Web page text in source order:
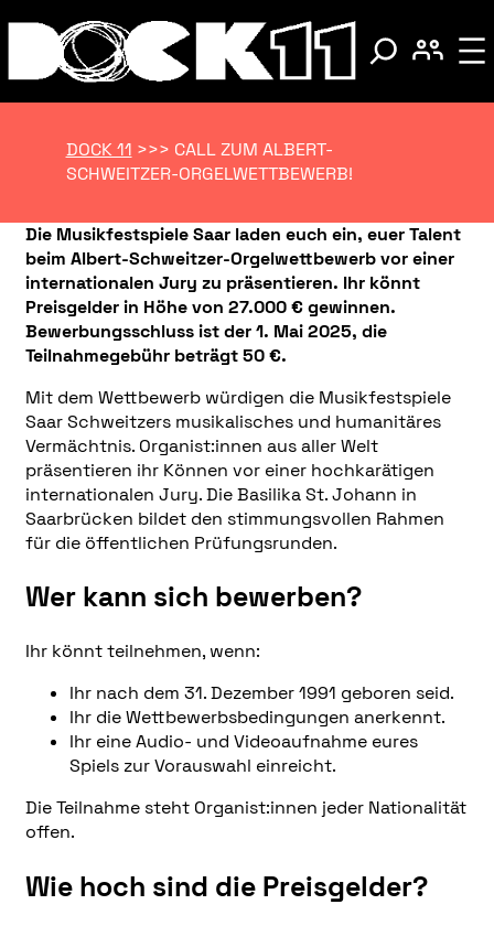
DOCK 11 >>> CALL ZUM ALBERT-
SCHWEITZER-ORGELWETTBEWERB!
Die Musikfestspiele Saar laden euch ein, euer Talent
beim Albert-Schweitzer-Orgelwettbewerb vor einer
internationalen Jury zu präsentieren. Ihr könnt
Preisgelder in Höhe von 27.000 € gewinnen.
Bewerbungsschluss ist der 1. Mai 2025, die
Teilnahmegebühr beträgt 50 €.
Mit dem Wettbewerb würdigen die Musikfestspiele
Saar Schweitzers musikalisches und humanitäres
Vermächtnis. Organist:innen aus aller Welt
präsentieren ihr Können vor einer hochkarätigen
internationalen Jury. Die Basilika St. Johann in
Saarbrücken bildet den stimmungsvollen Rahmen
für die öffentlichen Prüfungsrunden.
Wer kann sich bewerben?
Ihr könnt teilnehmen, wenn:
Ihr nach dem 31. Dezember 1991 geboren seid.
Ihr die Wettbewerbsbedingungen anerkennt.
Ihr eine Audio- und Videoaufnahme eures
Spiels zur Vorauswahl einreicht.
Die Teilnahme steht Organist:innen jeder Nationalität
offen.
Wie hoch sind die Preisgelder?